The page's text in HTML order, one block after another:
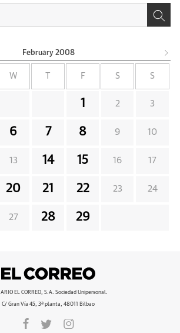
February 2008
W F S S
1 2 3
6 7 8 9 10
13 14 15 16 17
20 21 22 23 24
27 28 29
EL CORREO, S.A. Sociedad Unipersonal.
C/ Gran Vía 45, 3ª planta, 48011 Bilbao